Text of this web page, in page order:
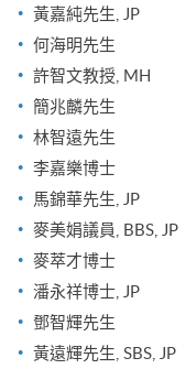
黃嘉純先生, JP
何海明先生
許智文教授, MH
簡兆麟先生
林智遠先生
李嘉樂博士
馬錦華先生, JP
麥美娟議員, BBS, JP
麥萃才博士
潘永祥博士, JP
鄧智輝先生
黃遠輝先生, SBS, JP